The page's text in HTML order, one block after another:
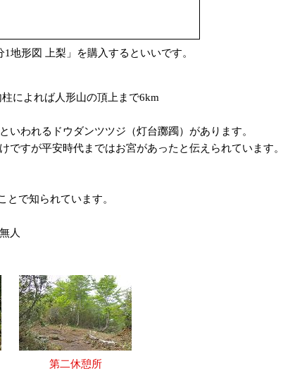
地形図 上梨」を購入するといいです。
によれば人形山の頂上まで6km
いわれるドウダンツツジ（灯台躑躅）があります。
ですが平安時代まではお宮があったと伝えられています。
とで知られています。
人
第二休憩所